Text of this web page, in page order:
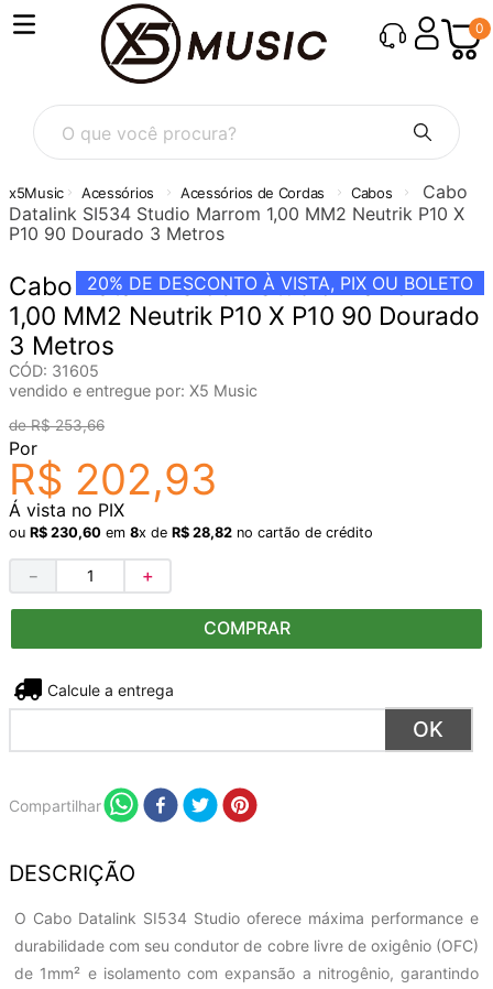
0
O que você procura?
Acessórios Acessórios de Cordas Cabos
Cabo
Datalink SI534 Studio Marrom 1,00 MM2 Neutrik P10 X
P10 90 Dourado 3 Metros
20% DE DESCONTO À VISTA, PIX OU BOLETO
Cabo Datalink SI534 Studio Marrom
1,00 MM2 Neutrik P10 X P10 90 Dourado
3 Metros
CÓD: 31605
vendido e entregue por: X5 Music
R$ 253,66
Por
R$ 202,93
Á vista no PIX
ou R$ 230,60 em 8x de R$ 28,82 no cartão de crédito
＋
－
COMPRAR
Não sei meu CEP
Compartilhar
DESCRIÇÃO
O Cabo Datalink SI534 Studio oferece máxima performance e
durabilidade com seu condutor de cobre livre de oxigênio (OFC)
de 1mm² e isolamento com expansão a nitrogênio, garantindo